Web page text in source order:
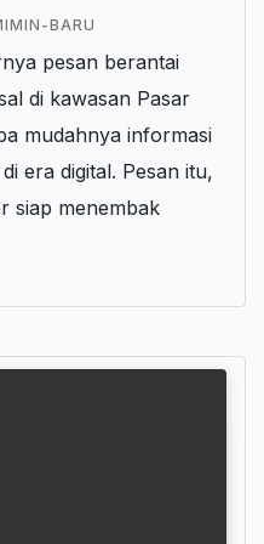
BARU
pesan berantai
di kawasan Pasar
mudahnya informasi
era digital. Pesan itu,
siap menembak